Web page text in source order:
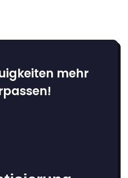
mehr